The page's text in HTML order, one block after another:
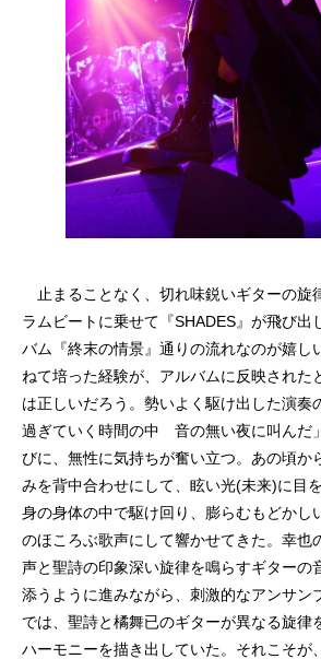
止まることなく、切れ味鋭いギターの旋
ラムビートに乗せて『SHADES』が飛び出
バム『終末の情景』通りの流れなのが嬉し
ねて培った経験が、アルバムに反映された
は正しいだろう。勢いよく駆け出した演奏
過ぎていく時間の中 音の無い夜に叫んだ
びに、無性に気持ちが奮い立つ。あの頃か
みを背中合わせにして、眩い光(未来)に目
身の身体の中で駆け回り、膨らむもどかし
のほころぶ歌声にして響かせてきた。幸也
声と聖詩の印象深い旋律を鳴らすギターの
添うように進みながら、刺激的なアンサン
では、聖詩と橘舞已のギターが異なる旋律
ハーモニーを描き出していた。それこそが